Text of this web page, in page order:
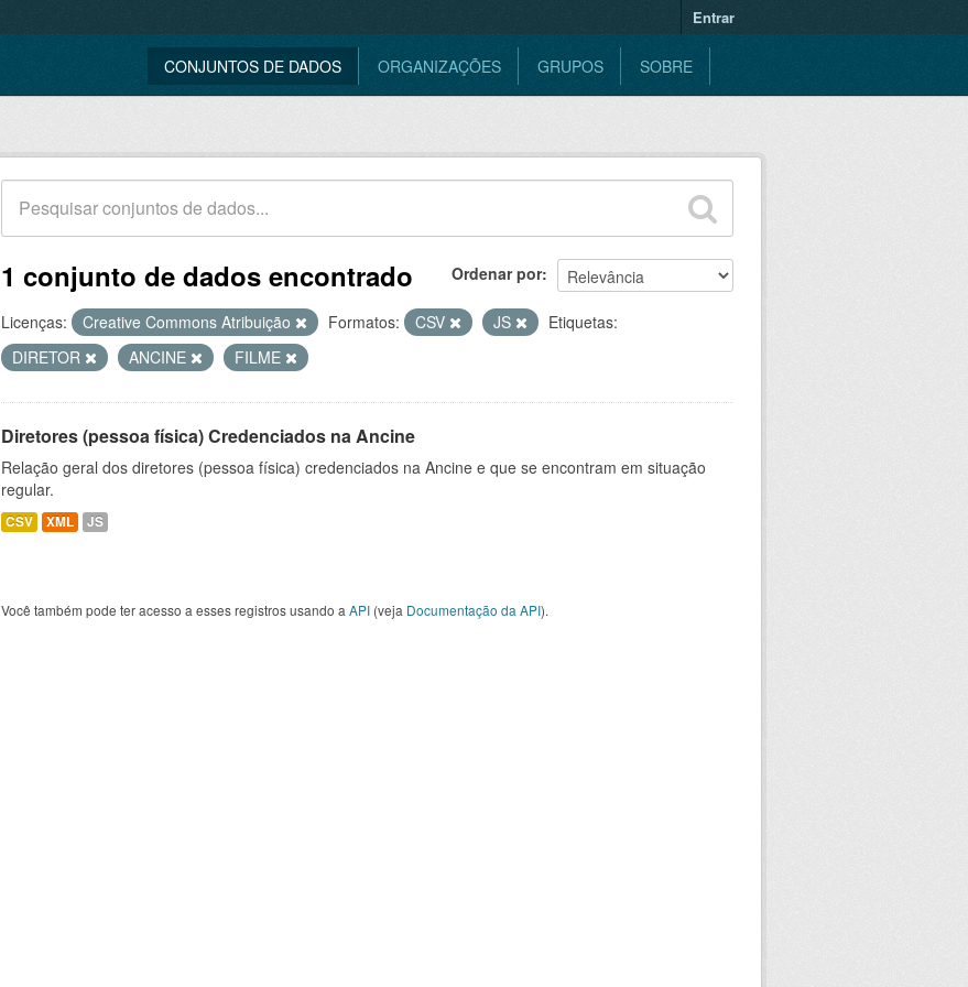
Entrar
CONJUNTOS DE DADOS ORGANIZAÇÕES GRUPOS SOBRE
Ordenar por
1 conjunto de dados encontrado
Licenças: Creative Commons Atribuição Formatos: CSV JS
Etiquetas:
DIRETOR
ANCINE FILME
Diretores (pessoa física) Credenciados na Ancine
Relação geral dos diretores (pessoa física) credenciados na Ancine e que se encontram em situação
regular.
CSV XML JS
Você também pode ter acesso a esses registros usando a API (veja Documentação da API).